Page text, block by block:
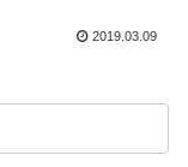
2019.03.09